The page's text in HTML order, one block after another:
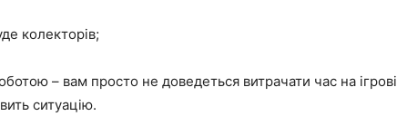
колекторів;
– вам просто не доведеться витрачати час на ігрові
ситуацію.